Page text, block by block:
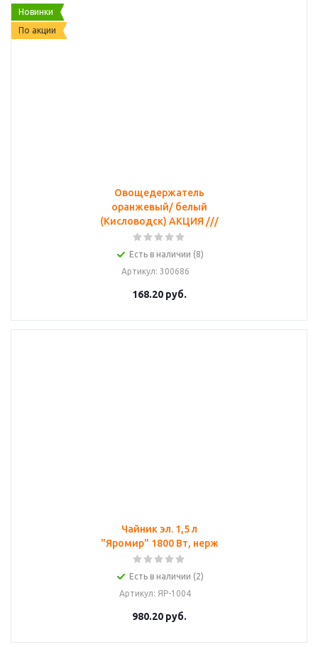
Новинки
По акции
Овощедержатель
оранжевый/ белый
(Кисловодск) АКЦИЯ ///
Есть в наличии (8)
Артикул: 300686
168.20 руб.
Чайник эл. 1,5 л
"Яромир" 1800 Вт, нерж
Есть в наличии (2)
Артикул: ЯР-1004
980.20 руб.